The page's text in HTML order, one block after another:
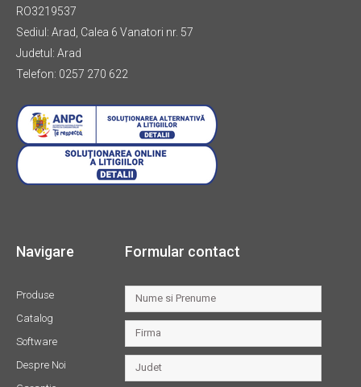
RO3219537
Sediul: Arad, Calea 6 Vanatori nr. 57
Judetul: Arad
Telefon: 0257 270 622
Navigare
Produse
Catalog
Software
Despre Noi
Formular contact